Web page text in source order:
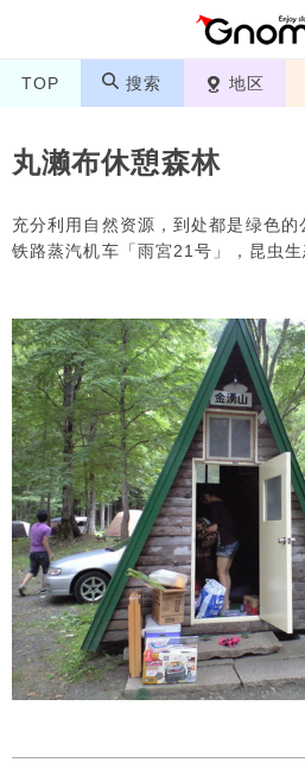
TOP 搜索 地区
丸濑布休憩森林
充分利用自然资源，到处都是绿色
铁路蒸汽机车「雨宮21号」，昆虫生